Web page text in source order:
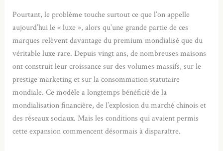
Pourtant, le problème touche surtout ce que l’on appelle
aujourd’hui le « luxe », alors qu’une grande partie de ces
marques relèvent davantage du premium mondialisé que du
véritable luxe rare. Depuis vingt ans, de nombreuses maisons
ont construit leur croissance sur des volumes massifs, sur le
prestige marketing et sur la consommation statutaire
mondiale. Ce modèle a longtemps bénéficié de la
mondialisation financière, de l’explosion du marché chinois et
des réseaux sociaux. Mais les conditions qui avaient permis
cette expansion commencent désormais à disparaître.